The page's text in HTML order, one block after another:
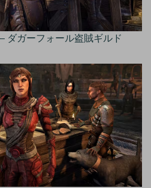
ダガーフォール盗賊ギルド